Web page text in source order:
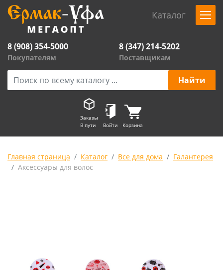
Каталог
8 (908) 354-5000
Покупателям
8 (347) 214-5202
Поставщикам
Заказы
В пути
Войти Корзина
Главная страница Каталог Все для дома
Галантерея
Аксессуары для волос